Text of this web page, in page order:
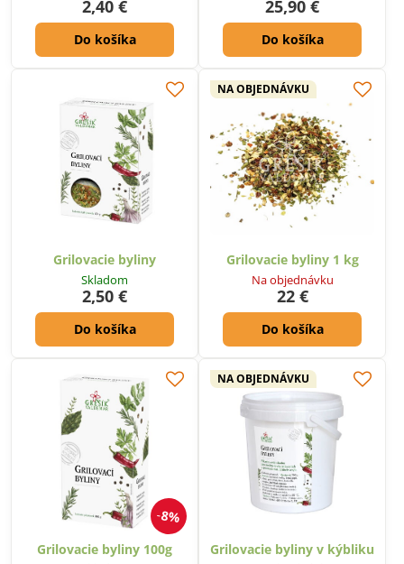
2,40 €
Do košíka
25,90 €
Do košíka
Grilovacie byliny
Skladom
2,50 €
Do košíka
NA OBJEDNÁVKU
Grilovacie byliny 1 kg
Na objednávku
22 €
Do košíka
8%
Grilovacie byliny 100g
NA OBJEDNÁVKU
Grilovacie byliny v kýbliku